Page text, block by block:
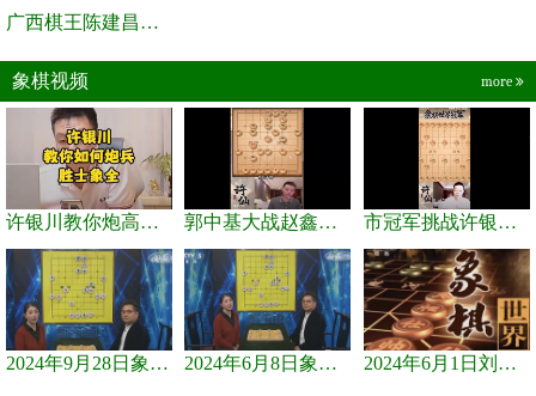
广西棋王陈建昌直播间
象棋视频 more
许银川教你炮高兵士象全如何赢士象全，简单四步即可 郭中基大战赵鑫鑫，许银川激情讲解 市冠军挑战许银川，急进中兵变化真激烈！
2024年9月28日象棋世界栏目，刘君、蒋川讲解了第九届杨官璘杯象棋... 2024年6月8日象棋世界，刘君、蒋川讲解了第九届杨官璘杯全国象棋... 2024年6月1日刘君、蒋川讲解第三届上海杯象棋大师赛谢靖与李少庚...